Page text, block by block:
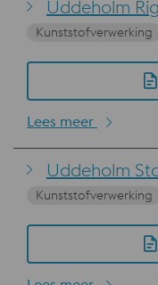
Uddeholm
Kunststofverwerking
Lees meer
Uddeholm
Kunststofverwerking